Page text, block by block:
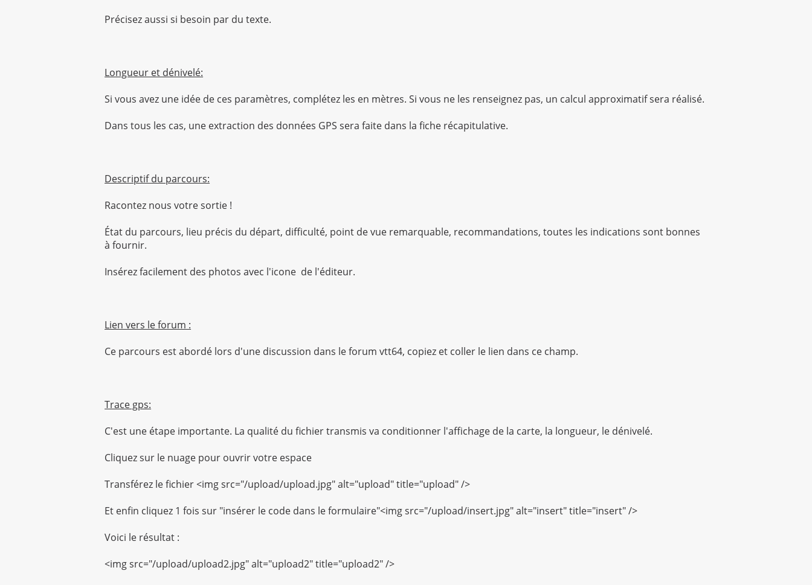
Précisez aussi si besoin par du texte.
Longueur et dénivelé:
Si vous avez une idée de ces paramètres, complétez les en mètres. Si vous ne les renseignez pas, un calcul approximatif sera réalisé.
Dans tous les cas, une extraction des données GPS sera faite dans la fiche récapitulative.
Descriptif du parcours:
Racontez nous votre sortie !
État du parcours, lieu précis du départ, difficulté, point de vue remarquable, recommandations, toutes les indications sont bonnes
à fournir.
Insérez facilement des photos avec l'icone de l'éditeur.
Lien vers le forum :
Ce parcours est abordé lors d'une discussion dans le forum vtt64, copiez et coller le lien dans ce champ.
Trace gps:
C'est une étape importante. La qualité du fichier transmis va conditionner l'affichage de la carte, la longueur, le dénivelé.
Cliquez sur le nuage pour ouvrir votre espace
Transférez le fichier <img src="/upload/upload.jpg" alt="upload" title="upload" />
Et enfin cliquez 1 fois sur "insérer le code dans le formulaire"<img src="/upload/insert.jpg" alt="insert" title="insert" />
Voici le résultat :
<img src="/upload/upload2.jpg" alt="upload2" title="upload2" />